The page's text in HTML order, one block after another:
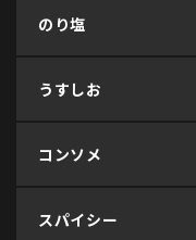
のり塩
うすしお
コンソメ
スパイシー